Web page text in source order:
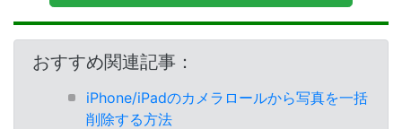
おすすめ関連記事：
iPhone/iPadのカメラロールから写真を一括
削除する方法